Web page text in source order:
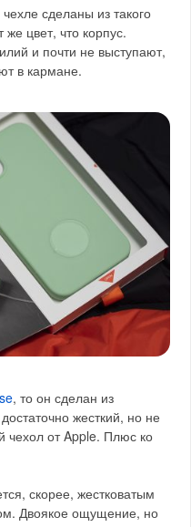
сделаны из такого
цвет, что корпус.
и почти не выступают,
в кармане.
, то он сделан из
жесткий, но не
чехол от Apple. Плюс ко
скорее, жестковатым
Двоякое ощущение, но